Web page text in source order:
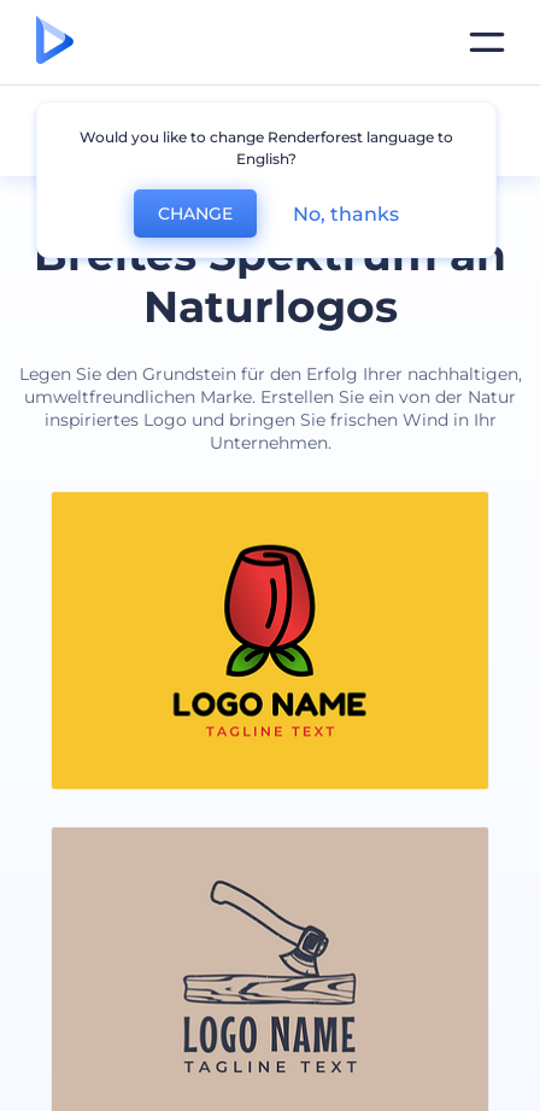
Breites Spektrum an
Naturlogos
Legen Sie den Grundstein für den Erfolg Ihrer nachhaltigen,
umweltfreundlichen Marke. Erstellen Sie ein von der Natur
inspiriertes Logo und bringen Sie frischen Wind in Ihr
Unternehmen.
Natur
Would you like to change Renderforest language to
English?
CHANGE No, thanks